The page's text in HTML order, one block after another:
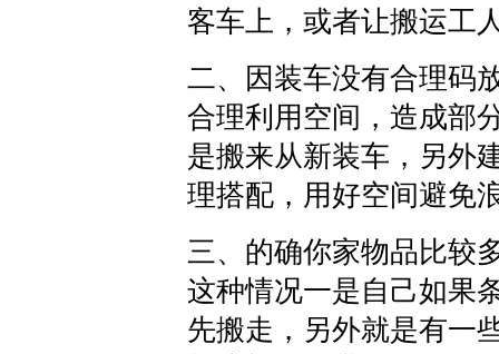
客车上，或者让搬运工
二、因装车没有合理码
合理利用空间，造成部
是搬来从新装车，另外
理搭配，用好空间避免
三、的确你家物品比较
这种情况一是自己如果
先搬走，另外就是有一